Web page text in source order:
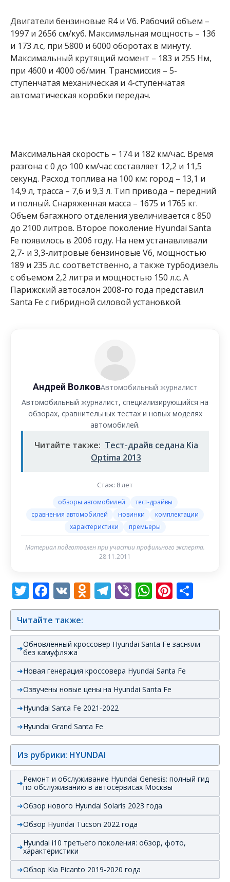
Двигатели бензиновые R4 и V6. Рабочий объем –
1997 и 2656 см/куб. Максимальная мощность – 136
и 173 л.с, при 5800 и 6000 оборотах в минуту.
Максимальный крутящий момент – 183 и 255 Нм,
при 4600 и 4000 об/мин. Трансмиссия – 5-
ступенчатая механическая и 4-ступенчатая
автоматическая коробки передач.
Максимальная скорость – 174 и 182 км/час. Время
разгона с 0 до 100 км/час составляет 12,2 и 11,5
секунд. Расход топлива на 100 км: город – 13,1 и
14,9 л, трасса – 7,6 и 9,3 л. Тип привода – передний
и полный. Снаряженная масса – 1675 и 1765 кг.
Объем багажного отделения увеличивается с 850
до 2100 литров. Второе поколение Hyundai Santa
Fe появилось в 2006 году. На нем устанавливали
2,7- и 3,3-литровые бензиновые V6, мощностью
189 и 235 л.с. соответственно, а также турбодизель
с объемом 2,2 литра и мощностью 150 л.с. А
Парижский автосалон 2008-го года представил
Santa Fe с гибридной силовой установкой.
Андрей ВолковАвтомобильный журналист
Автомобильный журналист, специализирующийся на
обзорах, сравнительных тестах и новых моделях
автомобилей.
Читайте также: Тест-драйв седана Kia
Optima 2013
Стаж: 8 лет
обзоры автомобилей
тест-драйвы
сравнения автомобилей
новинки
комплектации
характеристики
премьеры
Материал подготовлен при участии профильного эксперта.
28.11.2011
Twitter
Facebook
VK Odnoklassniki
Telegram
Viber
Читайте также:
Обновлённый кроссовер Hyundai Santa Fe засняли
без камуфляжа
Новая генерация кроссовера Hyundai Santa Fe
Озвучены новые цены на Hyundai Santa Fe
Hyundai Santa Fe 2021-2022
Hyundai Grand Santa Fe
Из рубрики: HYUNDAI
Ремонт и обслуживание Hyundai Genesis: полный гид
по обслуживанию в автосервисах Москвы
Обзор нового Hyundai Solaris 2023 года
Обзор Hyundai Tucson 2022 года
Hyundai i10 третьего поколения: обзор, фото,
характеристики
Обзор Kia Picanto 2019-2020 года